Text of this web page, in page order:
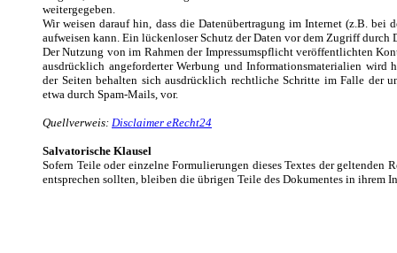
weitergegeben.
Wir weisen darauf hin, dass die Datenübertragung im Internet (z.B.
aufweisen kann. Ein lückenloser Schutz der Daten vor dem Zugriff
Der Nutzung von im Rahmen der Impressumspflicht veröffentlichten
ausdrücklich angeforderter Werbung und Informationsmaterialien wird
der Seiten behalten sich ausdrücklich rechtliche Schritte im Falle der
etwa durch Spam-Mails, vor.
Quellverweis: Disclaimer eRecht24
Salvatorische Klausel
Sofern Teile oder einzelne Formulierungen dieses Textes der
entsprechen sollten, bleiben die übrigen Teile des Dokumentes in ihrem